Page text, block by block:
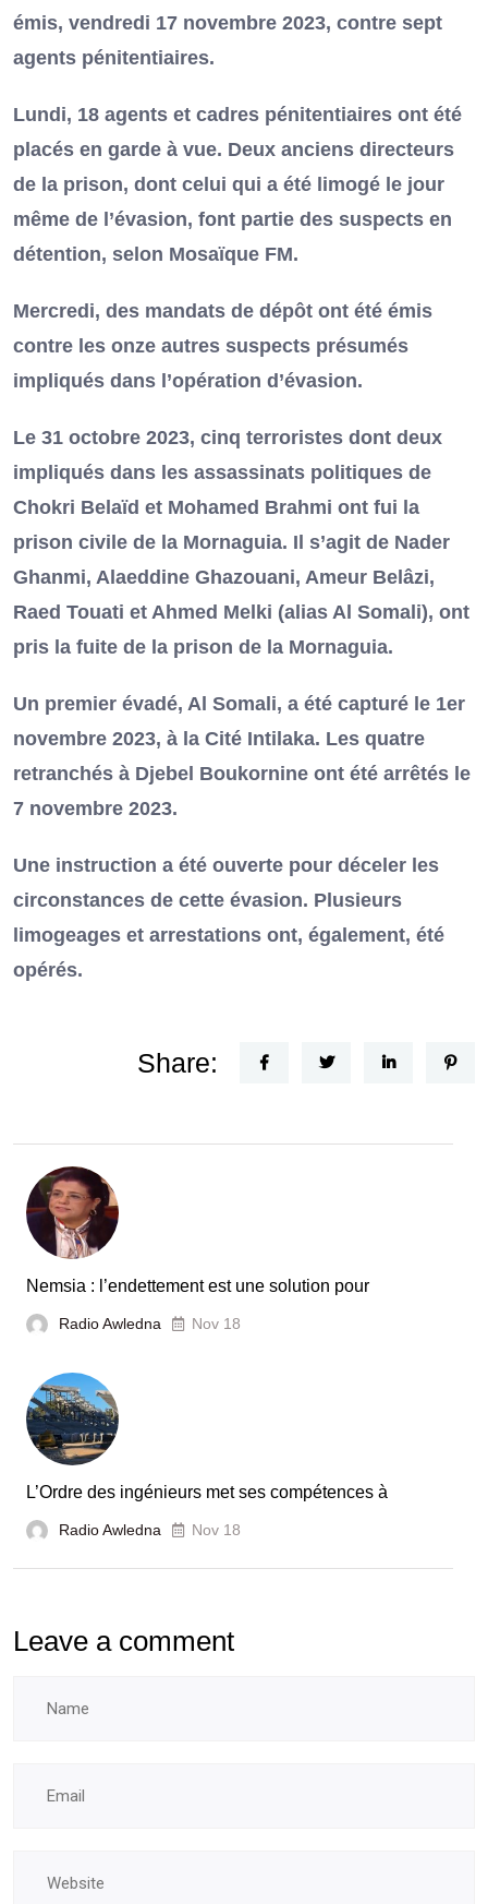
émis, vendredi 17 novembre 2023, contre sept
agents pénitentiaires.
Lundi, 18 agents et cadres pénitentiaires ont été
placés en garde à vue. Deux anciens directeurs
de la prison, dont celui qui a été limogé le jour
même de l’évasion, font partie des suspects en
détention, selon Mosaïque FM.
Mercredi, des mandats de dépôt ont été émis
contre les onze autres suspects présumés
impliqués dans l’opération d’évasion.
Le 31 octobre 2023, cinq terroristes dont deux
impliqués dans les assassinats politiques de
Chokri Belaïd et Mohamed Brahmi ont fui la
prison civile de la Mornaguia. Il s’agit de Nader
Ghanmi, Alaeddine Ghazouani, Ameur Belâzi,
Raed Touati et Ahmed Melki (alias Al Somali), ont
pris la fuite de la prison de la Mornaguia.
Un premier évadé, Al Somali, a été capturé le 1er
novembre 2023, à la Cité Intilaka. Les quatre
retranchés à Djebel Boukornine ont été arrêtés le
7 novembre 2023.
Une instruction a été ouverte pour déceler les
circonstances de cette évasion. Plusieurs
limogeages et arrestations ont, également, été
opérés.
Share:
Nemsia : l’endettement est une solution pour
Radio Awledna Nov 18
L’Ordre des ingénieurs met ses compétences à
Radio Awledna Nov 18
Leave a comment